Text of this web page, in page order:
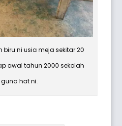
ni usia meja sekitar 20
awal tahun 2000 sekolah
hat ni.